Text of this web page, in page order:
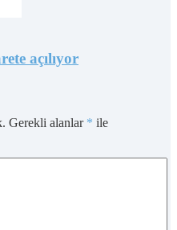
açılıyor
Gerekli alanlar * ile